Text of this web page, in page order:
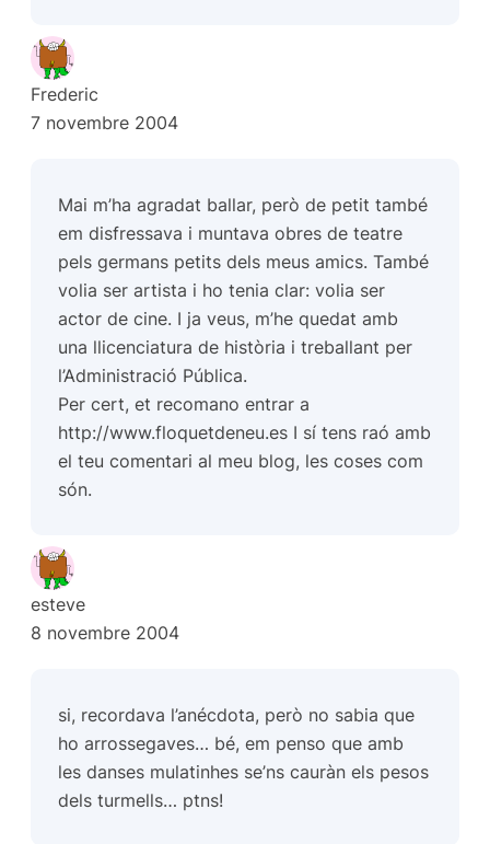
Frederic
7 novembre 2004
Mai m’ha agradat ballar, però de petit també
em disfressava i muntava obres de teatre
pels germans petits dels meus amics. També
volia ser artista i ho tenia clar: volia ser
actor de cine. I ja veus, m’he quedat amb
una llicenciatura de història i treballant per
l’Administració Pública.
Per cert, et recomano entrar a
http://www.floquetdeneu.es I sí tens raó amb
el teu comentari al meu blog, les coses com
són.
esteve
8 novembre 2004
si, recordava l’anécdota, però no sabia que
ho arrossegaves… bé, em penso que amb
les danses mulatinhes se’ns cauràn els pesos
dels turmells… ptns!